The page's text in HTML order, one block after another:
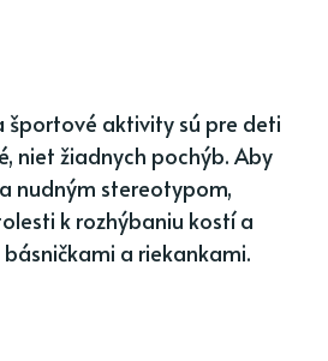
športové aktivity sú pre deti
niet žiadnych pochýb. Aby
nudným stereotypom,
k rozhýbaniu kostí a
a riekankami.